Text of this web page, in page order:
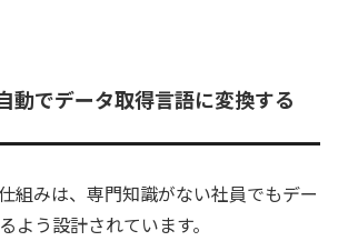
動でデータ取得言語に変換する
組みは、専門知識がない社員でもデー
よう設計されています。